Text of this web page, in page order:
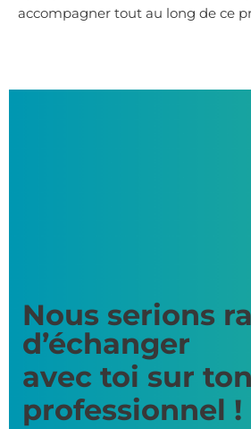
accompagner tout au long de ce
Nous serions
d’échanger
avec toi sur
professionnel !